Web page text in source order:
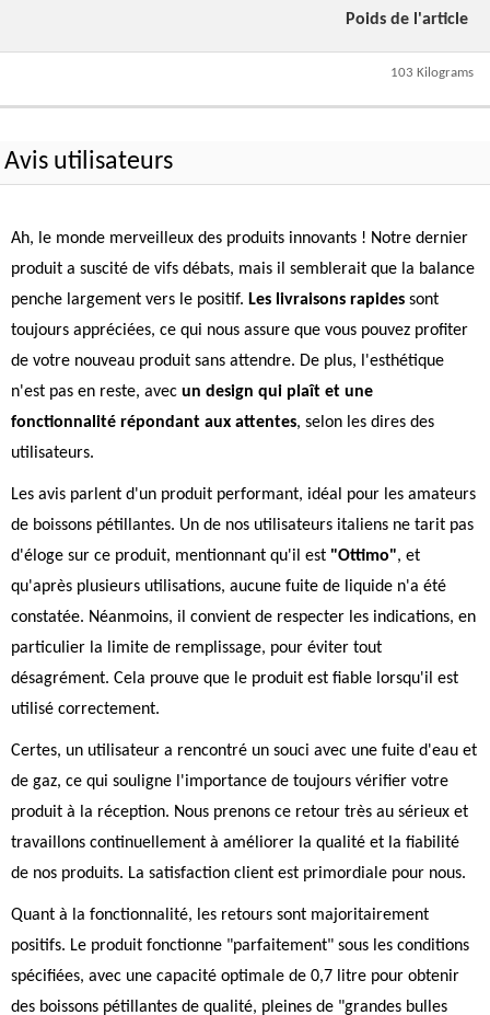
Poids de l'article
103 Kilograms
Avis utilisateurs
Ah, le monde merveilleux des produits innovants ! Notre dernier
produit a suscité de vifs débats, mais il semblerait que la balance
penche largement vers le positif. Les livraisons rapides sont
toujours appréciées, ce qui nous assure que vous pouvez profiter
de votre nouveau produit sans attendre. De plus, l'esthétique
n'est pas en reste, avec un design qui plaît et une
fonctionnalité répondant aux attentes, selon les dires des
utilisateurs.
Les avis parlent d'un produit performant, idéal pour les amateurs
de boissons pétillantes. Un de nos utilisateurs italiens ne tarit pas
d'éloge sur ce produit, mentionnant qu'il est "Ottimo", et
qu'après plusieurs utilisations, aucune fuite de liquide n'a été
constatée. Néanmoins, il convient de respecter les indications, en
particulier la limite de remplissage, pour éviter tout
désagrément. Cela prouve que le produit est fiable lorsqu'il est
utilisé correctement.
Certes, un utilisateur a rencontré un souci avec une fuite d'eau et
de gaz, ce qui souligne l'importance de toujours vérifier votre
produit à la réception. Nous prenons ce retour très au sérieux et
travaillons continuellement à améliorer la qualité et la fiabilité
de nos produits. La satisfaction client est primordiale pour nous.
Quant à la fonctionnalité, les retours sont majoritairement
positifs. Le produit fonctionne "parfaitement" sous les conditions
spécifiées, avec une capacité optimale de 0,7 litre pour obtenir
des boissons pétillantes de qualité, pleines de "grandes bulles